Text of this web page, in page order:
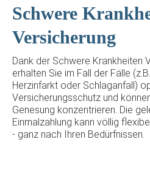
Schwere
Versicherung
Dank der Schwere Krankheiten
erhalten Sie im Fall der Fälle
Herzinfarkt oder Schlaganfall)
Versicherungsschutz und
Genesung konzentrieren. Die
Einmalzahlung kann völlig
- ganz nach Ihren Bedürfnissen.